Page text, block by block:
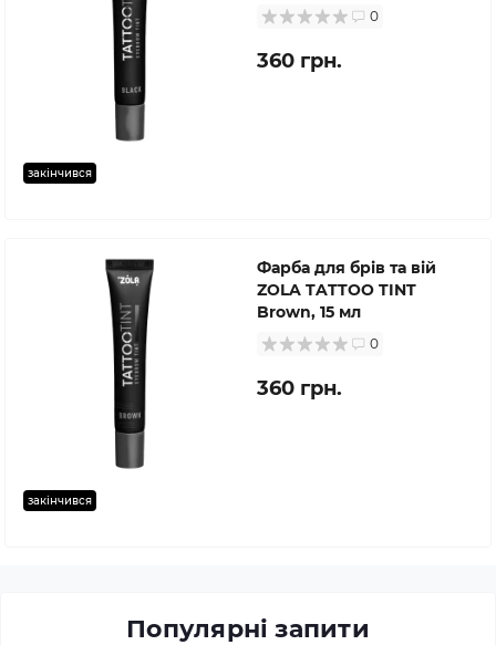
закінчився
0
360 грн.
закінчився
Фарба для брів та вій
ZOLA TATTOO TINT
Brown, 15 мл
0
360 грн.
Популярні запити